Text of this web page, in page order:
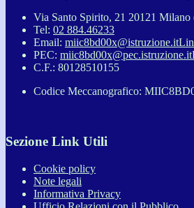
Via Santo Spirito, 21 20121
Tel: 02 884.46233
Email: miic8bd00x@istruzione.it
PEC: miic8bd00x@pec.istruzione.it
C.F.: 80128510155
Codice Meccanografico:
Sezione Link Utili
Cookie policy
Note legali
Informativa Privacy